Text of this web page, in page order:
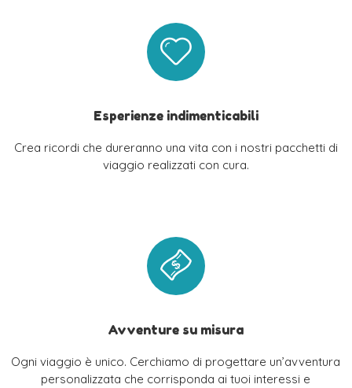
Esperienze indimenticabili
Crea ricordi che dureranno una vita con i nostri pacchetti di
viaggio realizzati con cura.
Avventure su misura
Ogni viaggio è unico. Cerchiamo di progettare un’avventura
personalizzata che corrisponda ai tuoi interessi e